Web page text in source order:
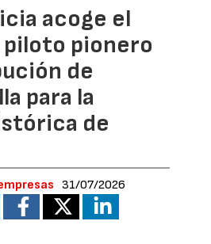
acoge el
pionero
de
para la
de
31/07/2026